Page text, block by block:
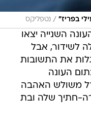
בפריז" / נטפליקס
השנייה יצאו
לשידור, אבל
את התשובות
העונה
משולש האהבה
חתיך שלה ובת